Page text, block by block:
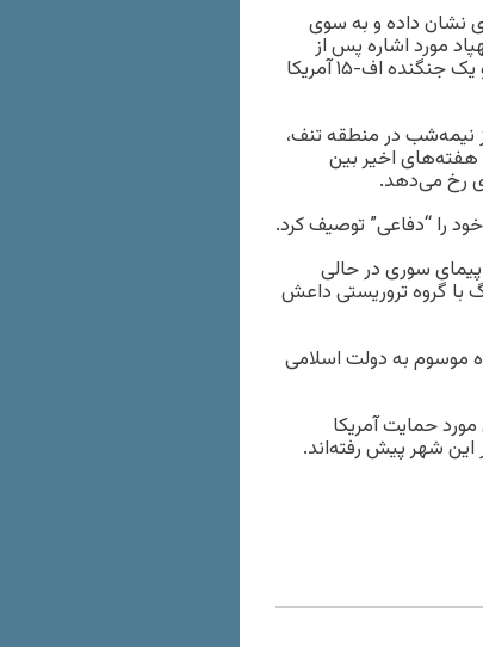
نشان داده و به سوی
مورد اشاره پس از
حرکت به سوی نیروهای ائتلاف رهگیری شد اما مسیر خود را تغییر نداد و یک جنگنده اف-۱۵ آمریکا
نیمه‌شب در منطقه تنف،
هفته‌های اخیر بین
رخ می‌دهد.
را “دفاعی” توصیف کرد.
سوری در حالی
گروه تروریستی داعش
موسوم به دولت اسلامی
حمایت آمریکا
این شهر پیش رفته‌اند.